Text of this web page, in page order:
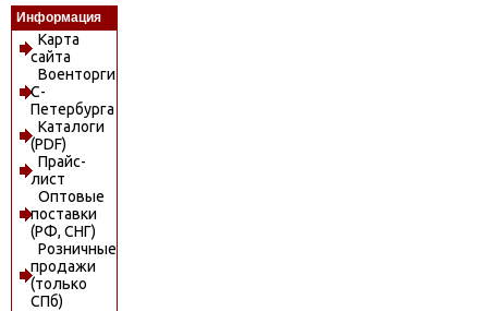
Информация
Карта
сайта
Военторги
С-
Петербурга
Каталоги
(PDF)
Прайс-
лист
Оптовые
поставки
(РФ, СНГ)
Розничные
продажи
(только
СПб)